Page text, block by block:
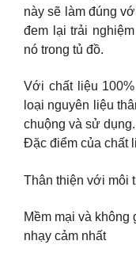
này sẽ làm đúng
đem lại trải
nó trong tủ đồ.
Với chất liệu
loại nguyên liệu
chuộng và sử dụng.
Đặc điểm của chất
Thân thiện với môi
Mềm mại và
nhạy cảm nhất